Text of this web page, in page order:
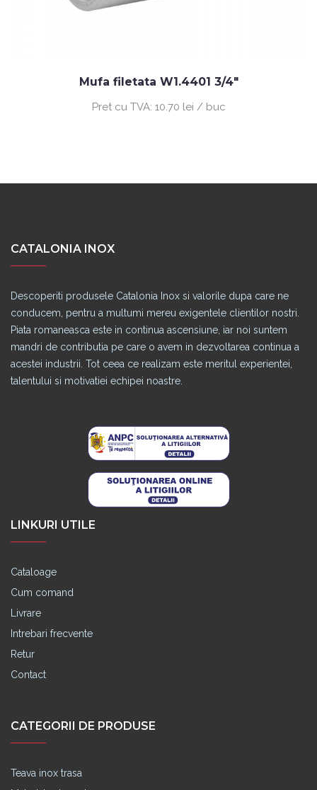
Mufa filetata W1.4401 3/4"
Pret cu TVA: 10.70 lei / buc
CATALONIA INOX
Descoperiti produsele Catalonia Inox si valorile dupa care ne
conducem, pentru a multumi mereu exigentele clientilor nostri.
Piata romaneasca este in continua ascensiune, iar noi suntem
mandri de contributia pe care o avem in dezvoltarea continua a
acestei industrii. Tot ceea ce realizam este meritul experientei,
talentului si motivatiei echipei noastre.
LINKURI UTILE
Cataloage
Cum comand
Livrare
Intrebari frecvente
Retur
Contact
CATEGORII DE PRODUSE
Teava inox trasa